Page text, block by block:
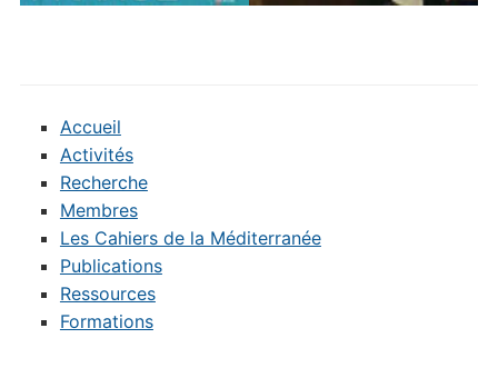
Accueil
Activités
Recherche
Membres
Les Cahiers de la Méditerranée
Publications
Ressources
Formations